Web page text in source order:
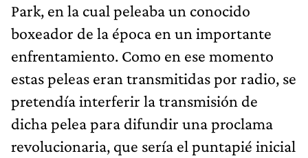
Park, en la cual peleaba un conocido
boxeador de la época en un importante
enfrentamiento. Como en ese momento
estas peleas eran transmitidas por radio, se
pretendía interferir la transmisión de
dicha pelea para difundir una proclama
revolucionaria, que sería el puntapié inicial